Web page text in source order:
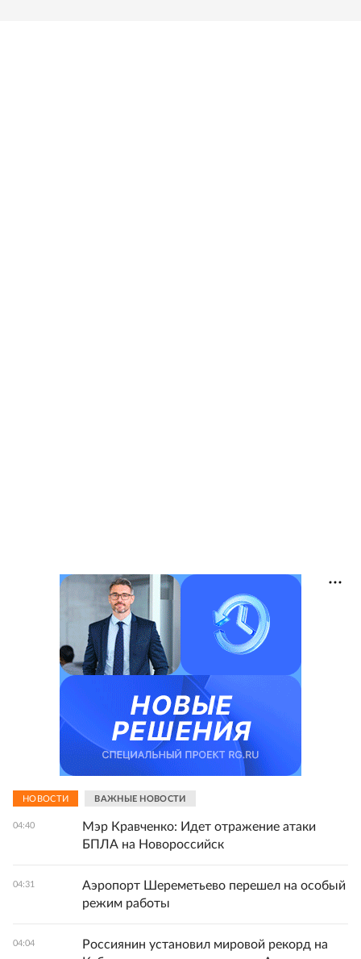
НОВОСТИ ВАЖНЫЕ НОВОСТИ
04:40
Мэр Кравченко: Идет отражение атаки
БПЛА на Новороссийск
04:31
Аэропорт Шереметьево перешел на особый
режим работы
04:04
Россиянин установил мировой рекорд на